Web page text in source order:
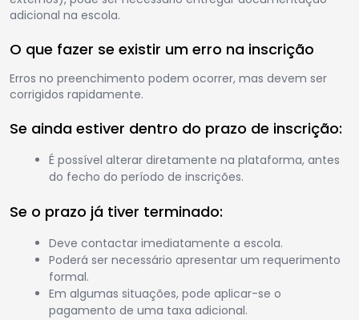
adicional na escola.
O que fazer se existir um erro na inscrição
Erros no preenchimento podem ocorrer, mas devem ser
corrigidos rapidamente.
Se ainda estiver dentro do prazo de inscrição:
É possível alterar diretamente na plataforma, antes
do fecho do período de inscrições.
Se o prazo já tiver terminado:
Deve contactar imediatamente a escola.
Poderá ser necessário apresentar um requerimento
formal.
Em algumas situações, pode aplicar-se o
pagamento de uma taxa adicional.